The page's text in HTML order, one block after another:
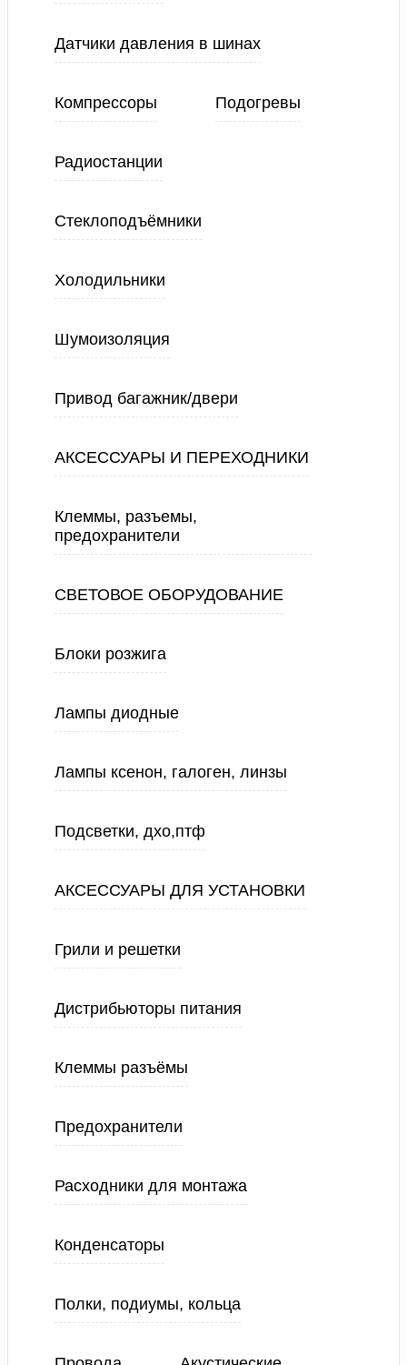
Датчики давления в шинах
Компрессоры Подогревы
Радиостанции
Стеклоподъёмники
Холодильники
Шумоизоляция
Привод багажник/двери
АКСЕССУАРЫ И ПЕРЕХОДНИКИ
Клеммы, разъемы,
предохранители
СВЕТОВОЕ ОБОРУДОВАНИЕ
Блоки розжига
Лампы диодные
Лампы ксенон, галоген, линзы
Подсветки, дхо,птф
АКСЕССУАРЫ ДЛЯ УСТАНОВКИ
Грили и решетки
Дистрибьюторы питания
Клеммы разъёмы
Предохранители
Расходники для монтажа
Конденсаторы
Полки, подиумы, кольца